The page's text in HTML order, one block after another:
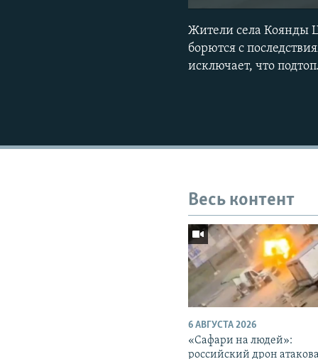
Жители села Коянды
борются с
исключает, что
Весь контент
6 АВГУСТА 2026
«Cафари на людей»:
российский дрон